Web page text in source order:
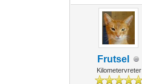
Frutsel
Kilometervreter